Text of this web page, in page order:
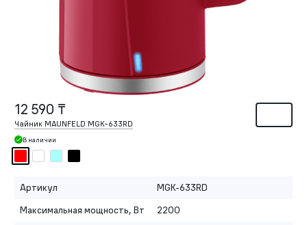
12 590 ₸
Чайник MAUNFELD MGK-633RD
В наличии
Артикул
MGK-633RD
Максимальная мощность, Вт
2200